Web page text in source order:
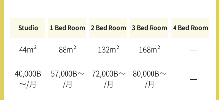
Studio 1 Bed Room 2 Bed Room 3 Bed Room 4 Bed Room〜
44m² 88m² 132m² 168m² —
40,000B
〜/月
57,000B〜
/月
72,000B〜
/月
80,000B〜
/月
—